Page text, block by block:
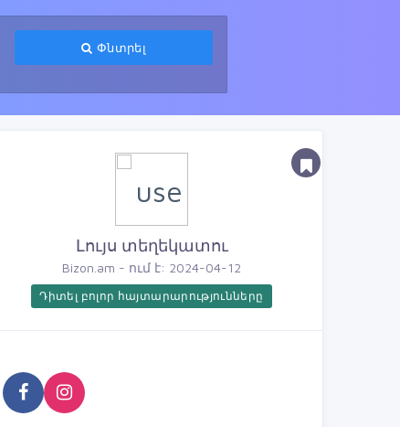
Փնտրել
Լույս տեղեկատու
Bizon.am - ում է: 2024-04-12
Դիտել բոլոր հայտարարությունները